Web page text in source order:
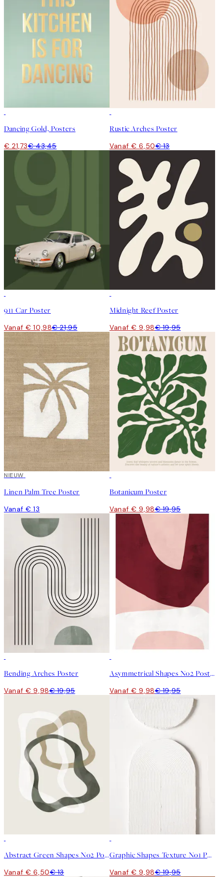
Dancing Gold, Posters
€ 21,73€ 43,45
Rustic Arches Poster
Vanaf € 6,50€ 13
911 Car Poster
Vanaf € 10,98€ 21,95
Midnight Reef Poster
Vanaf € 9,98€ 19,95
NIEUW
Linen Palm Tree Poster
Vanaf € 13
Botanicum Poster
Vanaf € 9,98€ 19,95
Bending Arches Poster
Vanaf € 9,98€ 19,95
Asymmetrical Shapes No2 Poster
Vanaf € 9,98€ 19,95
Abstract Green Shapes No2 Poster
Vanaf € 6,50€ 13
Graphic Shapes Texture No1 Poster
Vanaf € 9,98€ 19,95